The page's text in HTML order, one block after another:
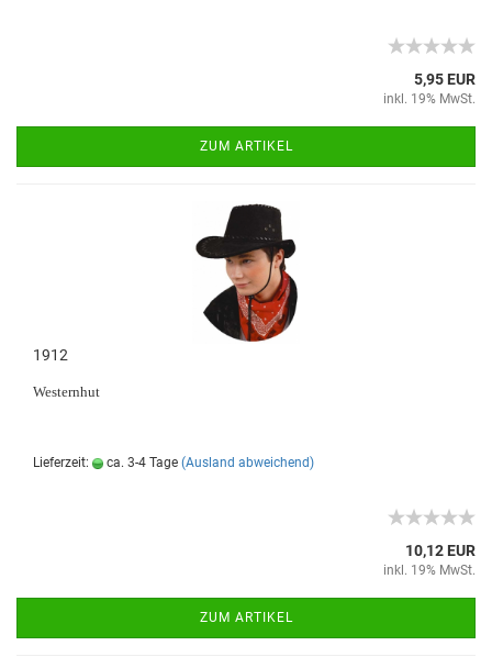
5,95 EUR
inkl. 19% MwSt.
ZUM ARTIKEL
1912
Westernhut
Lieferzeit: ca. 3-4 Tage (Ausland abweichend)
10,12 EUR
inkl. 19% MwSt.
ZUM ARTIKEL